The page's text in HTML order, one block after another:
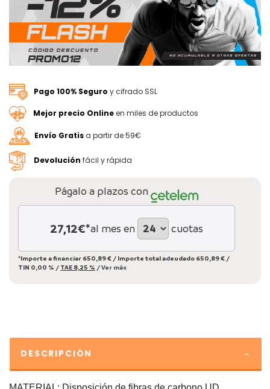
Pago 100% Seguro y cifrado SSL
Mejor precio Onlineen miles de productos
Envío Gratisa partir de 59€
Devolución fácil y rápida
Págalo a plazos con
27,12€*al mes en cuotas
*Importe a financiar 650,89 € / Importe total adeudado 650,89 € /
TIN 0,00 % / TAE 8,25 % /Ver más
DESCRIPCIÓN